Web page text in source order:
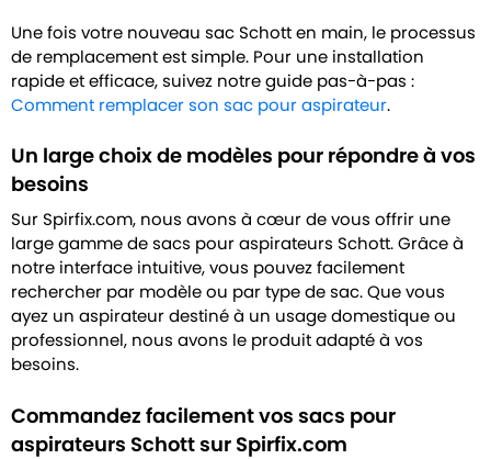
Une fois votre nouveau sac Schott en main, le processus
de remplacement est simple. Pour une installation
rapide et efficace, suivez notre guide pas-à-pas :
Comment remplacer son sac pour aspirateur.
Un large choix de modèles pour répondre à vos
besoins
Sur Spirfix.com, nous avons à cœur de vous offrir une
large gamme de sacs pour aspirateurs Schott. Grâce à
notre interface intuitive, vous pouvez facilement
rechercher par modèle ou par type de sac. Que vous
ayez un aspirateur destiné à un usage domestique ou
professionnel, nous avons le produit adapté à vos
besoins.
Commandez facilement vos sacs pour
aspirateurs Schott sur Spirfix.com